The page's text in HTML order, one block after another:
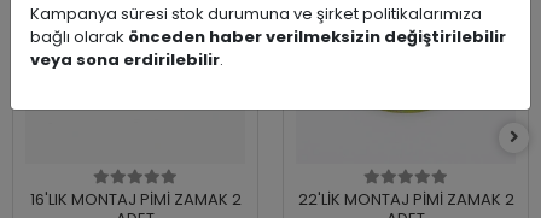
16'LIK MONTAJ PİMİ ZAMAK 2
22'LİK MONTAJ PİMİ ZAMAK 2
Kampanya süresi stok durumuna ve şirket politikalarımıza
bağlı olarak önceden haber verilmeksizin değiştirilebilir
veya sona erdirilebilir.